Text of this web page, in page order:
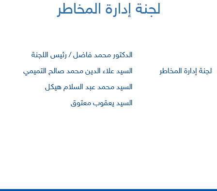
لجنة إدارة المخاطر
الدكتور محمد فاضل / رئيس اللجنة
لجنة إدارة المخاطر
السيد علاء الدين محمد صالح التميمي
السيد محمد عبد السلام هيكل
السيد يعقوب معتوق